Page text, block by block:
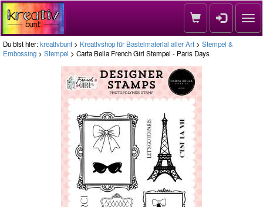
Du bist hier:kreativbunt > Kreativshop für Bastelmaterial aller Art > Stempel &
Embossing > Stempel > Carta Bella French Girl Stempel - Paris Days